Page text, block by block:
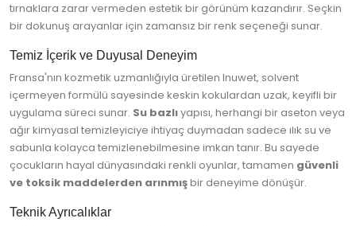
tırnaklara zarar vermeden estetik bir görünüm kazandırır. Seçkin
bir dokunuş arayanlar için zamansız bir renk seçeneği sunar.
Temiz İçerik ve Duyusal Deneyim
Fransa'nın kozmetik uzmanlığıyla üretilen Inuwet, solvent
içermeyen formülü sayesinde keskin kokulardan uzak, keyifli bir
uygulama süreci sunar. Su bazlıyapısı, herhangi bir aseton veya
ağır kimyasal temizleyiciye ihtiyaç duymadan sadece ılık su ve
sabunla kolayca temizlenebilmesine imkan tanır. Bu sayede
çocukların hayal dünyasındaki renkli oyunlar, tamamen güvenli
ve toksik maddelerden arınmışbir deneyime dönüşür.
Teknik Ayrıcalıklar